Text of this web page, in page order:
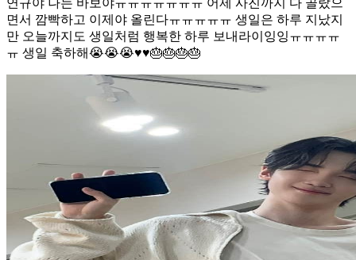
면서 깜빡하고 이제야 올린다ㅠㅠㅠㅠㅠ 생일은 하루 지났지
만 오늘까지도 생일처럼 행복한 하루 보내라이잉잉ㅠㅠㅠㅠ
ㅠ 생일 축하해😭😭😭♥️♥️🎂🎂🎂🎂